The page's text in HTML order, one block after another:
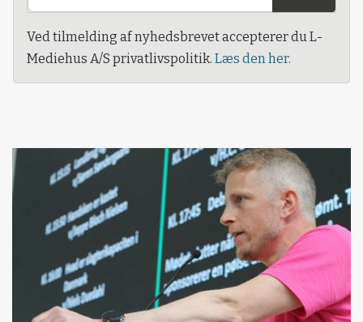
Ved tilmelding af nyhedsbrevet accepterer du L-
Mediehus A/S privatlivspolitik. Læs den her.